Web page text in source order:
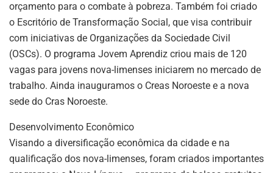
orçamento para o combate à pobreza. Também foi criado
o Escritório de Transformação Social, que visa contribuir
com iniciativas de Organizações da Sociedade Civil
(OSCs). O programa Jovem Aprendiz criou mais de 120
vagas para jovens nova-limenses iniciarem no mercado de
trabalho. Ainda inauguramos o Creas Noroeste e a nova
sede do Cras Noroeste.
Desenvolvimento Econômico
Visando a diversificação econômica da cidade e na
qualificação dos nova-limenses, foram criados importantes